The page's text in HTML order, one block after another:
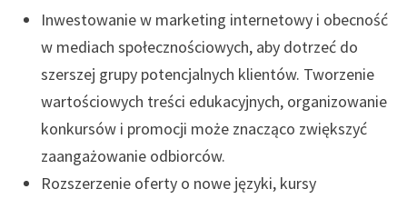
Inwestowanie w marketing internetowy i obecność
w mediach społecznościowych, aby dotrzeć do
szerszej grupy potencjalnych klientów. Tworzenie
wartościowych treści edukacyjnych, organizowanie
konkursów i promocji może znacząco zwiększyć
zaangażowanie odbiorców.
Rozszerzenie oferty o nowe języki, kursy